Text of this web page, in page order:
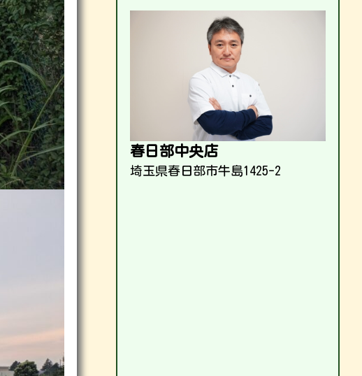
春日部中央店
埼玉県春日部市牛島1425-2